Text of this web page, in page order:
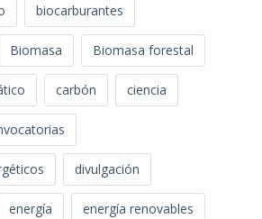
biocarburantes
Biomasa Biomasa forestal
carbón ciencia
divulgación
energía energía renovables